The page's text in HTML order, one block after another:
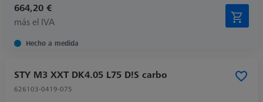
664,20 €
más el IVA
Hecho a medida
STY M3 XXT DK4.05 L75 D!S carbo
626103-0419-075